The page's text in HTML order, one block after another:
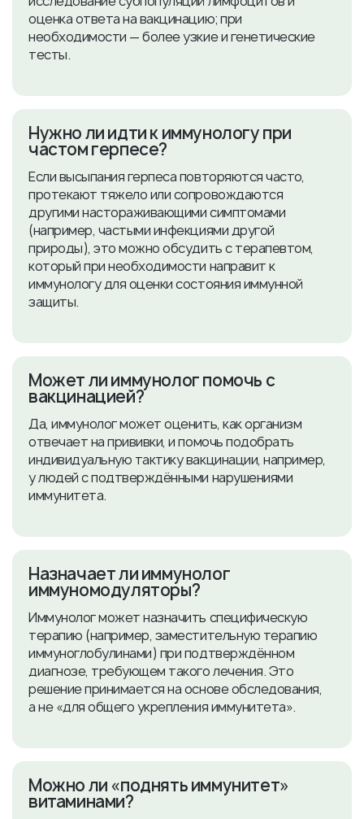
оценка ответа на вакцинацию; при
необходимости — более узкие и генетические
тесты.
​Нужно ли идти к иммунологу при
частом герпесе?
Если высыпания герпеса повторяются часто,
протекают тяжело или сопровождаются
другими настораживающими симптомами
(например, частыми инфекциями другой
природы), это можно обсудить с терапевтом,
который при необходимости направит к
иммунологу для оценки состояния иммунной
защиты.
​Может ли иммунолог помочь с
вакцинацией?
Да, иммунолог может оценить, как организм
отвечает на прививки, и помочь подобрать
индивидуальную тактику вакцинации, например,
у людей с подтверждёнными нарушениями
иммунитета.
​Назначает ли иммунолог
иммуномодуляторы?
Иммунолог может назначить специфическую
терапию (например, заместительную терапию
иммуноглобулинами) при подтверждённом
диагнозе, требующем такого лечения. Это
решение принимается на основе обследования,
а не «для общего укрепления иммунитета».
​Можно ли «поднять иммунитет»
витаминами?